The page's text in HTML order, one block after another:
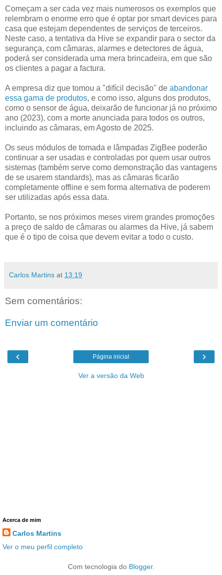
Começam a ser cada vez mais numerosos os exemplos que
relembram o enorme erro que é optar por smart devices para
casa que estejam dependentes de serviços de terceiros.
Neste caso, a tentativa da Hive se expandir para o sector da
segurança, com câmaras, alarmes e detectores de água,
poderá ser considerada uma mera brincadeira, em que são
os clientes a pagar a factura.
A empresa diz que tomou a "difícil decisão" de abandonar
essa gama de produtos, e como isso, alguns dos produtos,
como o sensor de água, deixarão de funcionar já no próximo
ano (2023), com a morte anunciada para todos os outros,
incluindo as câmaras, em Agosto de 2025.
Os seus módulos de tomada e lâmpadas ZigBee poderão
continuar a ser usadas e controladas por quem usar outros
sistemas (também serve como demonstração das vantagens
de se usarem standards), mas as câmaras ficarão
completamente offline e sem forma alternativa de poderem
ser utilizadas após essa data.
Portanto, se nos próximos meses virem grandes promoções
a preço de saldo de câmaras ou alarmes da Hive, já sabem
que é o tipo de coisa que devem evitar a todo o custo.
Carlos Martins at 13:19
Sem comentários:
Enviar um comentário
‹ ›
Página inicial
Ver a versão da Web
Acerca de mim
Carlos Martins
Ver o meu perfil completo
Com tecnologia do Blogger.